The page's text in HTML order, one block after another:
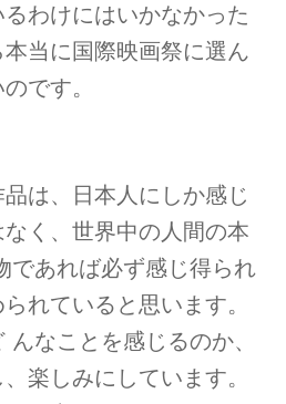
わけにはいかなかった
当に国際映画祭に選ん
です。
は、日本人にしか感じ
く、世界中の人間の本
であれば必ず感じ得られ
れていると思います。
なことを感じるのか、
楽しみにしています。